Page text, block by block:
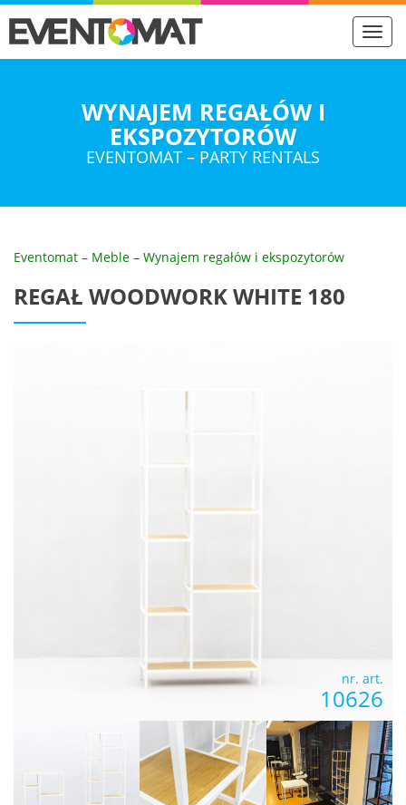
WYNAJEM REGAŁÓW I
EKSPOZYTORÓW
EVENTOMAT – PARTY RENTALS
Eventomat – Meble – Wynajem regałów i ekspozytorów
REGAŁ WOODWORK WHITE 180
nr. art.
10626